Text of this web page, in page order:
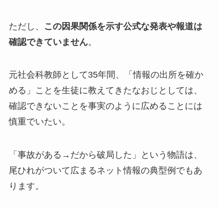
ただし、
この因果関係を示す公式な発表や報道は
確認できていません。
元社会科教師として35年間、「情報の出所を確か
める」ことを生徒に教えてきたなおじとしては、
確認できないことを事実のように広めることには
慎重でいたい。
「事故がある→だから破局した」という物語は、
尾ひれがついて広まるネット情報の典型例でもあ
ります。